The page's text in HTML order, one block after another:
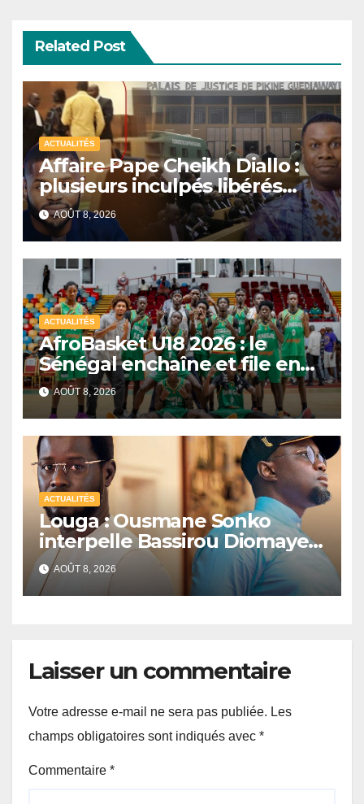
Related Post
ACTUALITÉS
Affaire Pape Cheikh Diallo :
plusieurs inculpés libérés
après un non-lieu partiel
AOÛT 8, 2026
ACTUALITÉS
AfroBasket U18 2026 : le
Sénégal enchaîne et file en
quarts de finale
AOÛT 8, 2026
ACTUALITÉS
Louga : Ousmane Sonko
interpelle Bassirou Diomaye
Faye sur la date des élections
locales
AOÛT 8, 2026
Laisser un commentaire
Votre adresse e-mail ne sera pas publiée. Les
champs obligatoires sont indiqués avec *
Commentaire *